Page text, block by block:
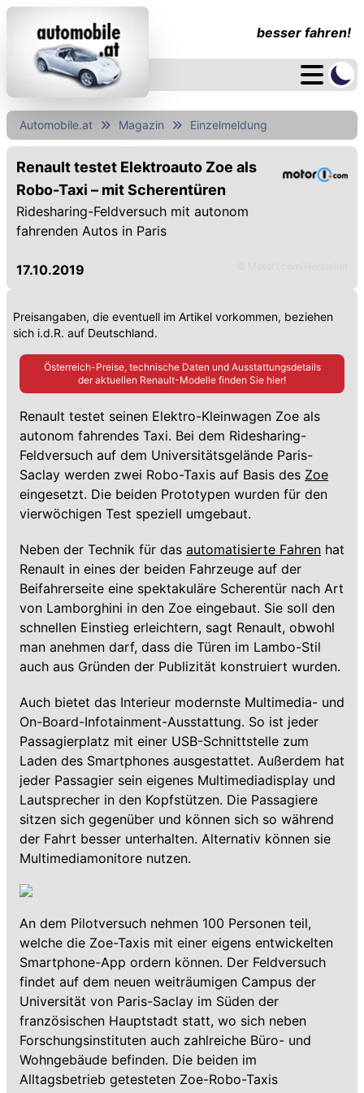
besser fahren!
Automobile.at Magazin Einzelmeldung
Renault testet Elektroauto Zoe als
Robo-Taxi – mit Scherentüren
Ridesharing-Feldversuch mit autonom
fahrenden Autos in Paris
17.10.2019
Preisangaben, die eventuell im Artikel vorkommen, beziehen
sich i.d.R. auf Deutschland.
Österreich-Preise, technische Daten und Ausstattungsdetails
der aktuellen Renault-Modelle finden Sie hier!
Renault testet seinen Elektro-Kleinwagen Zoe als
autonom fahrendes Taxi. Bei dem Ridesharing-
Feldversuch auf dem Universitätsgelände Paris-
Saclay werden zwei Robo-Taxis auf Basis des Zoe
eingesetzt. Die beiden Prototypen wurden für den
vierwöchigen Test speziell umgebaut.
Neben der Technik für das automatisierte Fahren hat
Renault in eines der beiden Fahrzeuge auf der
Beifahrerseite eine spektakuläre Scherentür nach Art
von Lamborghini in den Zoe eingebaut. Sie soll den
schnellen Einstieg erleichtern, sagt Renault, obwohl
man anehmen darf, dass die Türen im Lambo-Stil
auch aus Gründen der Publizität konstruiert wurden.
Auch bietet das Interieur modernste Multimedia- und
On-Board-Infotainment-Ausstattung. So ist jeder
Passagierplatz mit einer USB-Schnittstelle zum
Laden des Smartphones ausgestattet. Außerdem hat
jeder Passagier sein eigenes Multimediadisplay und
Lautsprecher in den Kopfstützen. Die Passagiere
sitzen sich gegenüber und können sich so während
der Fahrt besser unterhalten. Alternativ können sie
Multimediamonitore nutzen.
An dem Pilotversuch nehmen 100 Personen teil,
welche die Zoe-Taxis mit einer eigens entwickelten
Smartphone-App ordern können. Der Feldversuch
findet auf dem neuen weiträumigen Campus der
Universität von Paris-Saclay im Süden der
französischen Hauptstadt statt, wo sich neben
Forschungsinstituten auch zahlreiche Büro- und
Wohngebäude befinden. Die beiden im
Alltagsbetrieb getesteten Zoe-Robo-Taxis